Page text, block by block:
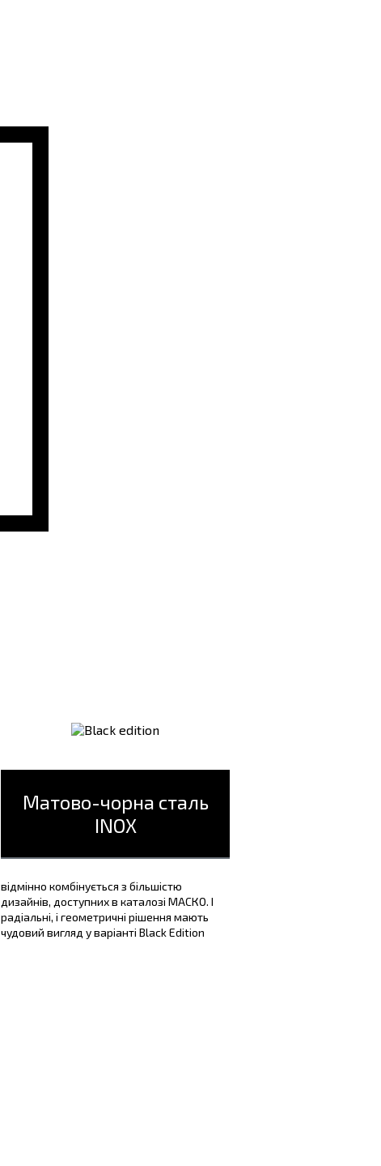
Матово-чорна сталь
INOX
відмінно комбінується з більшістю
дизайнів, доступних в каталозі МАСКО. І
радіальні, і геометричні рішення мають
чудовий вигляд у варіанті Black Edition